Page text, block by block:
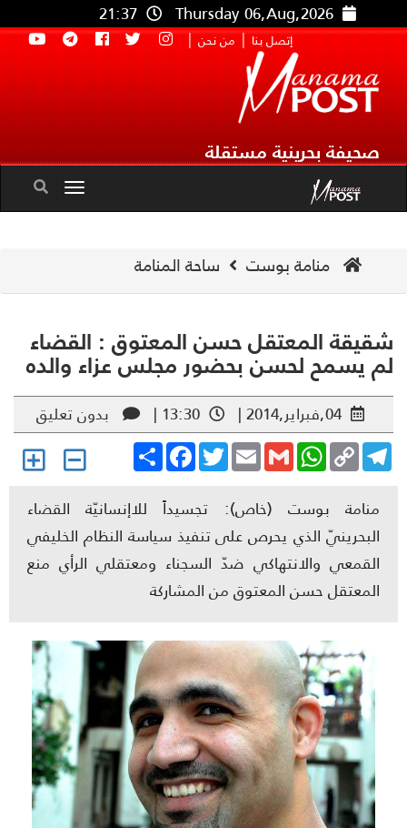
Thursday 06,Aug,2026
21:37
إتصل بنا | من نحن |
صحيفة بحرينية مستقلة
Toggle
navigation
منامة بوست ساحة المنامة
المعتقل حسن المعتوق : القضاء
يسمح لحسن بحضور مجلس عزاء والده
04,فبراير,2014 | 13:30 |
بدون تعليق
Share
FacebookTwitterEmailGmail
WhatsAppCopy
Link
منامة بوست (خاص): تجسيداً للاإنسانيّة القضاء
البحرينيّ الذي يحرص على تنفيذ سياسة النظام الخليفي
القمعي والانتهاكي ضدّ السجناء ومعتقلي الرأي منع
المعتقل حسن المعتوق من المشاركة